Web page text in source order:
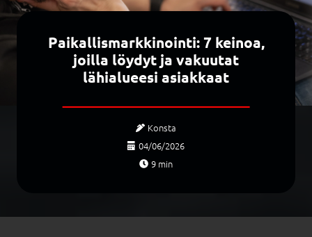
Paikallismarkkinointi: 7 keinoa,
joilla löydyt ja vakuutat
lähialueesi asiakkaat
Konsta
04/06/2026
9 min